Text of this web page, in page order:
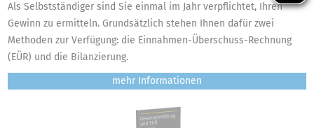
Als Selbstständiger sind Sie einmal im Jahr verpflichtet, Ihren
Gewinn zu ermitteln. Grundsätzlich stehen Ihnen dafür zwei
Methoden zur Verfügung: die Einnahmen-Überschuss-Rechnung
(EÜR) und die Bilanzierung.
mehr